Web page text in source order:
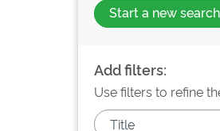
Start a new search
Add filters:
Use filters to refine